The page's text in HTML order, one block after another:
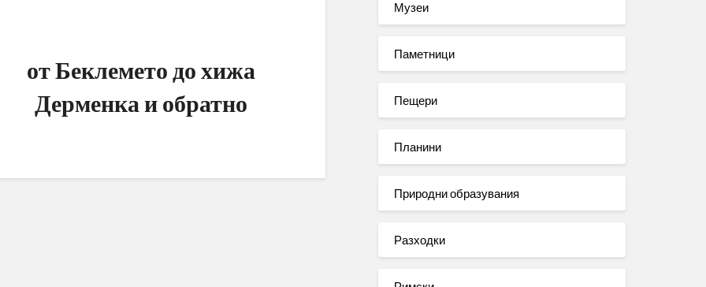
от Беклемето до хижа
Дерменка и обратно
Музеи
Паметници
Пещери
Планини
Природни образувания
Разходки